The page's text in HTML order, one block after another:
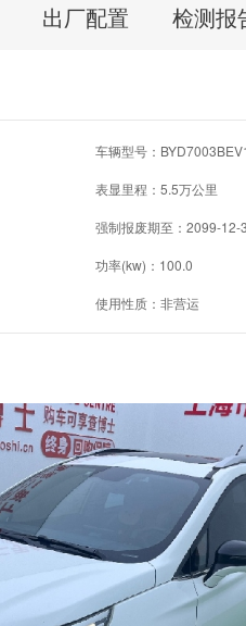
出厂配置 检测报
车辆型号：
表显里程：5.5万公里
强制报废期至：2099-12-
功率(kw)：100.0
使用性质：非营运